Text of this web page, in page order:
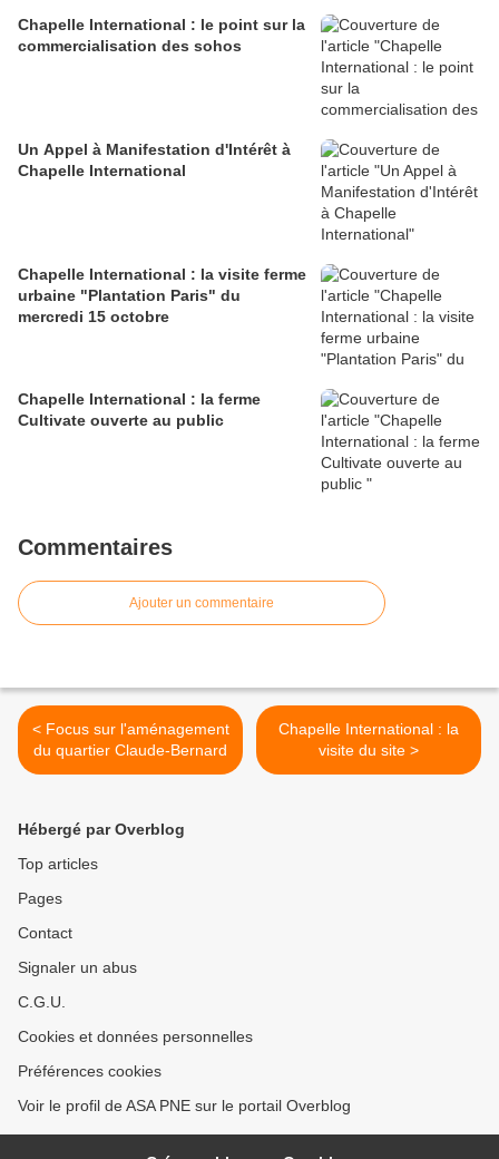
Chapelle International : le point sur la
commercialisation des sohos
Un Appel à Manifestation d'Intérêt à
Chapelle International
Chapelle International : la visite ferme
urbaine "Plantation Paris" du
mercredi 15 octobre
Chapelle International : la ferme
Cultivate ouverte au public
Commentaires
Ajouter un commentaire
< Focus sur l'aménagement
du quartier Claude-Bernard
Chapelle International : la
visite du site >
Hébergé par Overblog
Top articles
Pages
Contact
Signaler un abus
C.G.U.
Cookies et données personnelles
Préférences cookies
Voir le profil de ASA PNE sur le portail Overblog